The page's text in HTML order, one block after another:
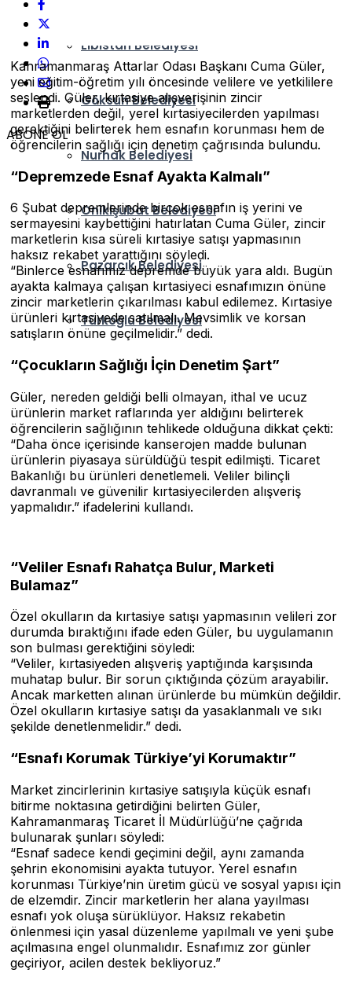
Elbistan Belediyesi
Göksun Belediyesi
Nurhak Belediyesi
Onikişubat Belediyesi
Pazarcık Belediyesi
Türkoğlu Belediyesi
ABONE OL
Kahramanmaraş Attarlar Odası Başkanı Cuma Güler,
yeni eğitim-öğretim yılı öncesinde velilere ve yetkililere
seslendi. Güler, kırtasiye alışverişinin zincir
marketlerden değil, yerel kırtasiyecilerden yapılması
gerektiğini belirterek hem esnafın korunması hem de
öğrencilerin sağlığı için denetim çağrısında bulundu.
“Depremzede Esnaf Ayakta Kalmalı”
6 Şubat depremlerinde birçok esnafın iş yerini ve
sermayesini kaybettiğini hatırlatan Cuma Güler, zincir
marketlerin kısa süreli kırtasiye satışı yapmasının
haksız rekabet yarattığını söyledi.
“Binlerce esnafımız depremde büyük yara aldı. Bugün
ayakta kalmaya çalışan kırtasiyeci esnafımızın önüne
zincir marketlerin çıkarılması kabul edilemez. Kırtasiye
ürünleri kırtasiyede satılmalı. Mevsimlik ve korsan
satışların önüne geçilmelidir.” dedi.
“Çocukların Sağlığı İçin Denetim Şart”
Güler, nereden geldiği belli olmayan, ithal ve ucuz
ürünlerin market raflarında yer aldığını belirterek
öğrencilerin sağlığının tehlikede olduğuna dikkat çekti:
“Daha önce içerisinde kanserojen madde bulunan
ürünlerin piyasaya sürüldüğü tespit edilmişti. Ticaret
Bakanlığı bu ürünleri denetlemeli. Veliler bilinçli
davranmalı ve güvenilir kırtasiyecilerden alışveriş
yapmalıdır.” ifadelerini kullandı.
“Veliler Esnafı Rahatça Bulur, Marketi
Bulamaz”
Özel okulların da kırtasiye satışı yapmasının velileri zor
durumda bıraktığını ifade eden Güler, bu uygulamanın
son bulması gerektiğini söyledi:
“Veliler, kırtasiyeden alışveriş yaptığında karşısında
muhatap bulur. Bir sorun çıktığında çözüm arayabilir.
Ancak marketten alınan ürünlerde bu mümkün değildir.
Özel okulların kırtasiye satışı da yasaklanmalı ve sıkı
şekilde denetlenmelidir.” dedi.
“Esnafı Korumak Türkiye’yi Korumaktır”
Market zincirlerinin kırtasiye satışıyla küçük esnafı
bitirme noktasına getirdiğini belirten Güler,
Kahramanmaraş Ticaret İl Müdürlüğü’ne çağrıda
bulunarak şunları söyledi:
“Esnaf sadece kendi geçimini değil, aynı zamanda
şehrin ekonomisini ayakta tutuyor. Yerel esnafın
korunması Türkiye’nin üretim gücü ve sosyal yapısı için
de elzemdir. Zincir marketlerin her alana yayılması
esnafı yok oluşa sürüklüyor. Haksız rekabetin
önlenmesi için yasal düzenleme yapılmalı ve yeni şube
açılmasına engel olunmalıdır. Esnafımız zor günler
geçiriyor, acilen destek bekliyoruz.”